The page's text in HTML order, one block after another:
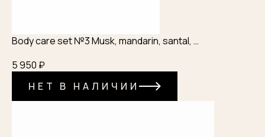
Body care set №3 Musk, mandarin, santal, …
5 950 ₽
НЕТ В НАЛИЧИИ